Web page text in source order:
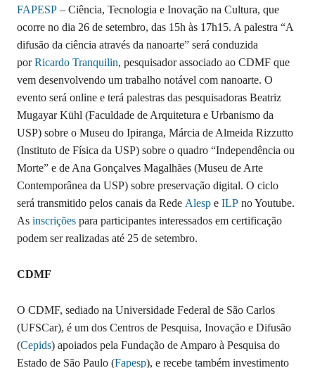
FAPESP – Ciência, Tecnologia e Inovação na Cultura, que
ocorre no dia 26 de setembro, das 15h às 17h15. A palestra “A
difusão da ciência através da nanoarte” será conduzida
porRicardo Tranquilin, pesquisador associado ao CDMF que
vem desenvolvendo um trabalho notável com nanoarte. O
evento será online e terá palestras das pesquisadoras Beatriz
Mugayar Kühl (Faculdade de Arquitetura e Urbanismo da
USP) sobre o Museu do Ipiranga, Márcia de Almeida Rizzutto
(Instituto de Física da USP) sobre o quadro “Independência ou
Morte” e de Ana Gonçalves Magalhães (Museu de Arte
Contemporânea da USP) sobre preservação digital. O ciclo
será transmitido pelos canais da Rede Alesp e ILP no Youtube.
As inscrições para participantes interessados em certificação
podem ser realizadas até 25 de setembro.
CDMF
O CDMF, sediado na Universidade Federal de São Carlos
(UFSCar), é um dos Centros de Pesquisa, Inovação e Difusão
(Cepids) apoiados pela Fundação de Amparo à Pesquisa do
Estado de São Paulo (Fapesp), e recebe também investimento